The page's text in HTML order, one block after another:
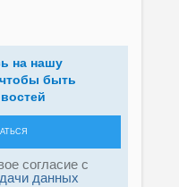
на нашу
быть
согласие с
данных